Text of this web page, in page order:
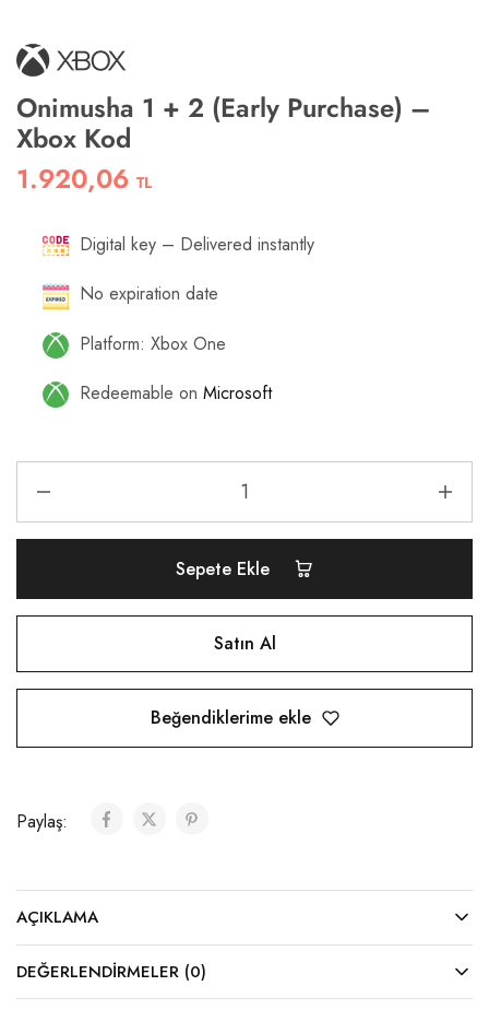
Onimusha 1 + 2 (Early Purchase) –
Xbox Kod
1.920,06 TL
Digital key – Delivered instantly
No expiration date
Platform: Xbox One
Redeemable on Microsoft
Sepete Ekle
Satın Al
Beğendiklerime ekle
Paylaş:
AÇIKLAMA
DEĞERLENDIRMELER (0)